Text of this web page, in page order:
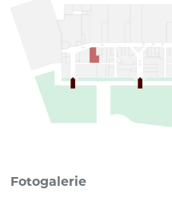
Fotogalerie